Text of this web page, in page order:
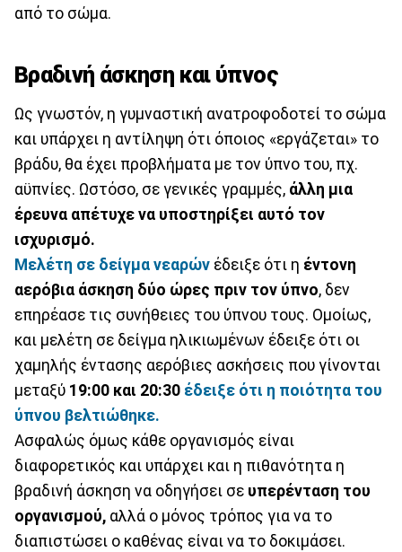
από το σώμα.
Βραδινή άσκηση και ύπνος
Ως γνωστόν, η γυμναστική ανατροφοδοτεί το σώμα
και υπάρχει η αντίληψη ότι όποιος «εργάζεται» το
βράδυ, θα έχει προβλήματα με τον ύπνο του, πχ.
αϋπνίες. Ωστόσο, σε γενικές γραμμές, άλλη μια
έρευνα απέτυχε να υποστηρίξει αυτό τον
ισχυρισμό.
Μελέτη σε δείγμα νεαρών έδειξε ότι η έντονη
αερόβια άσκηση δύο ώρες πριν τον ύπνο, δεν
επηρέασε τις συνήθειες του ύπνου τους. Ομοίως,
και μελέτη σε δείγμα ηλικιωμένων έδειξε ότι οι
χαμηλής έντασης αερόβιες ασκήσεις που γίνονται
μεταξύ 19:00 και 20:30 έδειξε ότι η ποιότητα του
ύπνου βελτιώθηκε.
Ασφαλώς όμως κάθε οργανισμός είναι
διαφορετικός και υπάρχει και η πιθανότητα η
βραδινή άσκηση να οδηγήσει σε υπερένταση του
οργανισμού, αλλά ο μόνος τρόπος για να το
διαπιστώσει ο καθένας είναι να το δοκιμάσει.